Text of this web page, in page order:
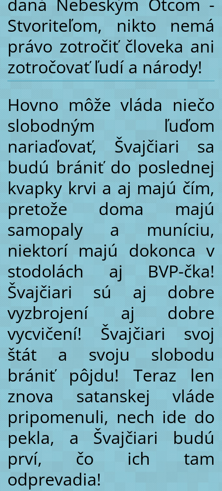
Stvoriteľom, nikto nemá
právo zotročiť človeka ani
zotročovať ľudí a národy!
Hovno môže vláda niečo
slobodným ľuďom
nariaďovať, Švajčiari sa
budú brániť do poslednej
kvapky krvi a aj majú čím,
pretože doma majú
samopaly a muníciu,
niektorí majú dokonca v
stodolách aj BVP-čka!
Švajčiari sú aj dobre
vyzbrojení aj dobre
vycvičení! Švajčiari svoj
štát a svoju slobodu
brániť pôjdu! Teraz len
znova satanskej vláde
pripomenuli, nech ide do
pekla, a Švajčiari budú
prví, čo ich tam
odprevadia!